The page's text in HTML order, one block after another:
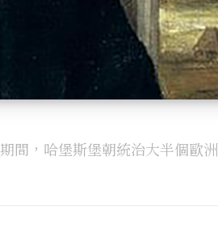
間，哈堡斯堡朝統治大半個歐洲